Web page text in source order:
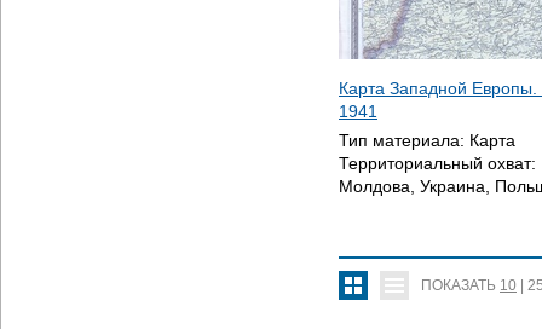
Карта Западной Европы.
1941
Тип материала: Карта
Территориальный охват:
Молдова, Украина,
ПОКАЗАТЬ 10